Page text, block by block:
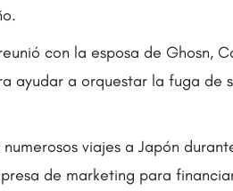
con la esposa de Ghosn,
ayudar a orquestar la fuga de
viajes a Japón
de marketing para